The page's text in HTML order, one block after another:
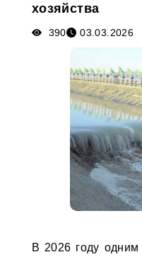
хозяйства
390 03.03.2026
В 2026 году одним